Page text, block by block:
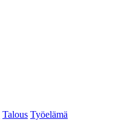
Talous Työelämä